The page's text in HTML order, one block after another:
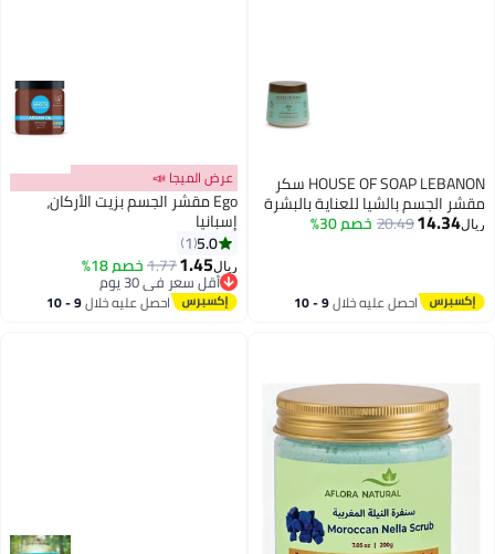
HOUSE OF SOAP LEBANON سكر
مقشر الجسم بالشيا للعناية بالبشرة
- مرطب ومقشر للحصول على بشرة
ريال14.34
20.49خصم 30%
احصل عليه خلال 9 - 10
عرض الميجا 📣
Ego مقشر الجسم بزيت الأركان،
إسبانيا
5.0
1
ريال1.45
1.77خصم 18%
أقل سعر في 30 يوم
أقل سعر في 30 يوماحصل عليه خلال 9 - 10